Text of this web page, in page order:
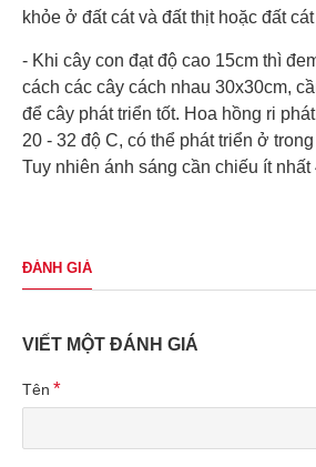
khỏe ở đất cát và đất thịt hoặc đất
- Khi cây con đạt độ cao 15cm thì
cách các cây cách nhau 30x30cm,
để cây phát triển tốt. Hoa hồng ri
20 - 32 độ C, có thể phát triển ở
Tuy nhiên ánh sáng cần chiếu ít
ĐÁNH GIÁ
VIẾT MỘT ĐÁNH GIÁ
Tên